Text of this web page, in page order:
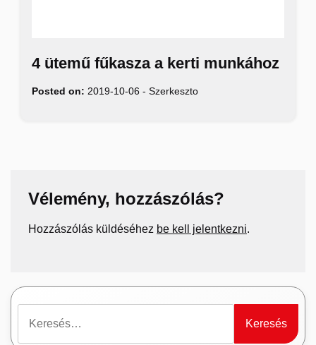
4 ütemű fűkasza a kerti munkához
Posted on: 2019-10-06 - Szerkeszto
Vélemény, hozzászólás?
Hozzászólás küldéséhez be kell jelentkezni.